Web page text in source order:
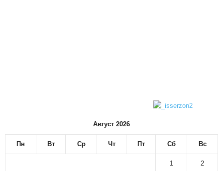
Август 2026
Пн Вт Ср Чт Пт Сб Вс
1 2